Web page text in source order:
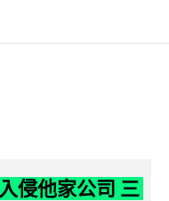
侵他家公司 三